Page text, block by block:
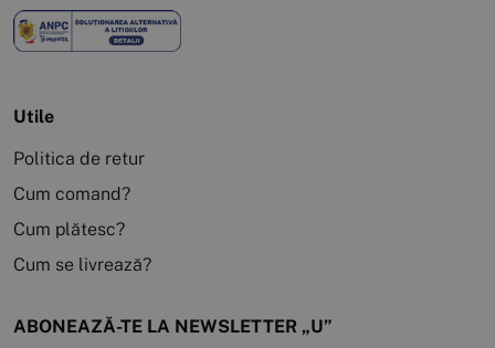
Utile
Politica de retur
Cum comand?
Cum plătesc?
Cum se livrează?
ABONEAZĂ-TE LA NEWSLETTER „U”